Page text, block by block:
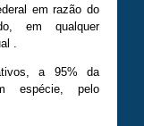
em razão do
em qualquer
.
a 95% da
espécie, pelo